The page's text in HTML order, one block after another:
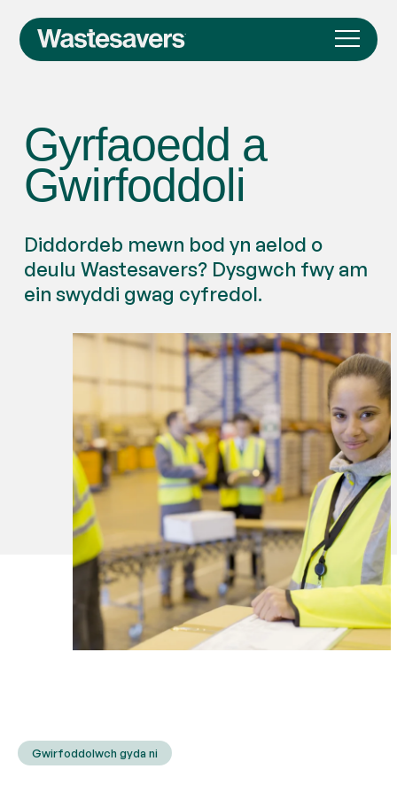
Gyrfaoedd a
Gwirfoddoli
Diddordeb mewn bod yn aelod o
deulu Wastesavers? Dysgwch fwy am
ein swyddi gwag cyfredol.
Gwirfoddolwch gyda ni